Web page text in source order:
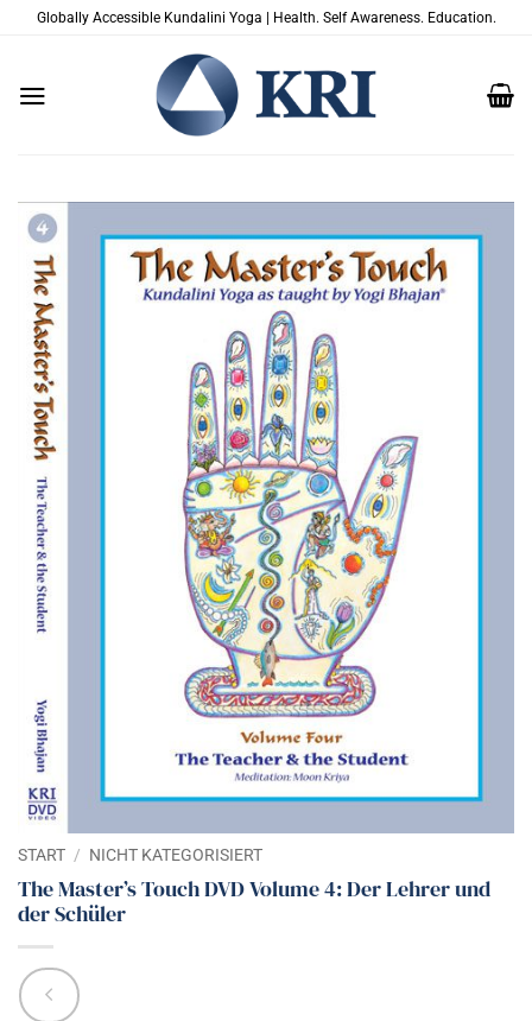
ZumGlobally Accessible Kundalini Yoga | Health. Self Awareness. Education.
START / NICHT KATEGORISIERT
The Master’s Touch DVD Volume 4: Der Lehrer und
der Schüler